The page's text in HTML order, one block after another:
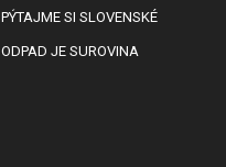
PÝTAJME SI SLOVENSKÉ
ODPAD JE SUROVINA